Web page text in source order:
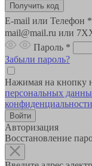
E-mail или Телефон *
mail@mail.ru или
Пароль *
Забыли пароль?
Нажимая на кнопку
персональных
конфиденциальности
Авторизация
Восстановление